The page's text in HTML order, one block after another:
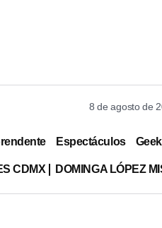
8 de agosto de
Espectáculos Geek
CDMX DOMINGA LÓPEZ